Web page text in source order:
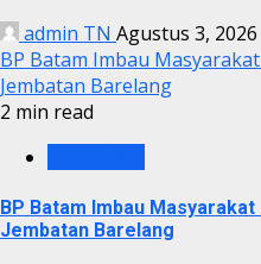
admin TN Agustus 3, 2026
BP Batam Imbau
Jembatan Barelang
2 min read
BP Batam Imbau
Jembatan Barelang